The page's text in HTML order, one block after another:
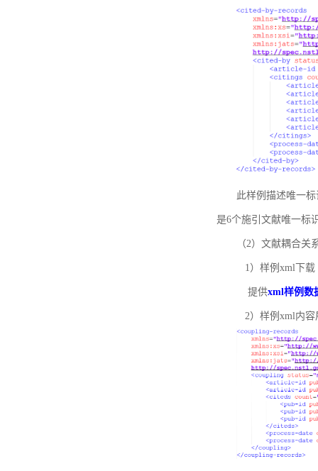
此样例描述唯一标
是6个施引文献唯一标
（2）文献耦合关
1）样例xml下载
提供xml样例数
2）样例xml内容